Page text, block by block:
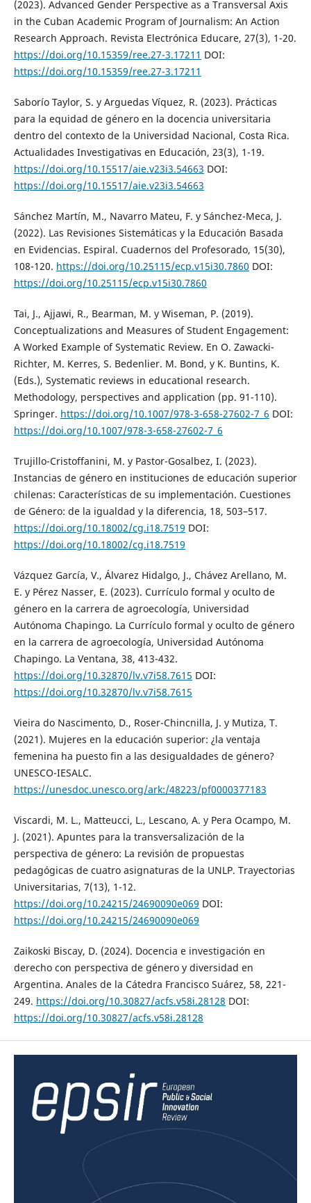
(2023). Advanced Gender Perspective as a Transversal Axis
in the Cuban Academic Program of Journalism: An Action
Research Approach. Revista Electrónica Educare, 27(3), 1-20.
https://doi.org/10.15359/ree.27-3.17211 DOI:
https://doi.org/10.15359/ree.27-3.17211
Saborío Taylor, S. y Arguedas Víquez, R. (2023). Prácticas
para la equidad de género en la docencia universitaria
dentro del contexto de la Universidad Nacional, Costa Rica.
Actualidades Investigativas en Educación, 23(3), 1-19.
https://doi.org/10.15517/aie.v23i3.54663 DOI:
https://doi.org/10.15517/aie.v23i3.54663
Sánchez Martín, M., Navarro Mateu, F. y Sánchez-Meca, J.
(2022). Las Revisiones Sistemáticas y la Educación Basada
en Evidencias. Espiral. Cuadernos del Profesorado, 15(30),
108-120. https://doi.org/10.25115/ecp.v15i30.7860 DOI:
https://doi.org/10.25115/ecp.v15i30.7860
Tai, J., Ajjawi, R., Bearman, M. y Wiseman, P. (2019).
Conceptualizations and Measures of Student Engagement:
A Worked Example of Systematic Review. En O. Zawacki-
Richter, M. Kerres, S. Bedenlier. M. Bond, y K. Buntins, K.
(Eds.), Systematic reviews in educational research.
Methodology, perspectives and application (pp. 91-110).
Springer. https://doi.org/10.1007/978-3-658-27602-7_6 DOI:
https://doi.org/10.1007/978-3-658-27602-7_6
Trujillo-Cristoffanini, M. y Pastor-Gosalbez, I. (2023).
Instancias de género en instituciones de educación superior
chilenas: Características de su implementación. Cuestiones
de Género: de la igualdad y la diferencia, 18, 503–517.
https://doi.org/10.18002/cg.i18.7519 DOI:
https://doi.org/10.18002/cg.i18.7519
Vázquez García, V., Álvarez Hidalgo, J., Chávez Arellano, M.
E. y Pérez Nasser, E. (2023). Currículo formal y oculto de
género en la carrera de agroecología, Universidad
Autónoma Chapingo. La Currículo formal y oculto de género
en la carrera de agroecología, Universidad Autónoma
Chapingo. La Ventana, 38, 413-432.
https://doi.org/10.32870/lv.v7i58.7615 DOI:
https://doi.org/10.32870/lv.v7i58.7615
Vieira do Nascimento, D., Roser-Chincnilla, J. y Mutiza, T.
(2021). Mujeres en la educación superior: ¿la ventaja
femenina ha puesto fin a las desigualdades de género?
UNESCO-IESALC.
https://unesdoc.unesco.org/ark:/48223/pf0000377183
Viscardi, M. L., Matteucci, L., Lescano, A. y Pera Ocampo, M.
J. (2021). Apuntes para la transversalización de la
perspectiva de género: La revisión de propuestas
pedagógicas de cuatro asignaturas de la UNLP. Trayectorias
Universitarias, 7(13), 1-12.
https://doi.org/10.24215/24690090e069 DOI:
https://doi.org/10.24215/24690090e069
Zaikoski Biscay, D. (2024). Docencia e investigación en
derecho con perspectiva de género y diversidad en
Argentina. Anales de la Cátedra Francisco Suárez, 58, 221-
249. https://doi.org/10.30827/acfs.v58i.28128 DOI:
https://doi.org/10.30827/acfs.v58i.28128